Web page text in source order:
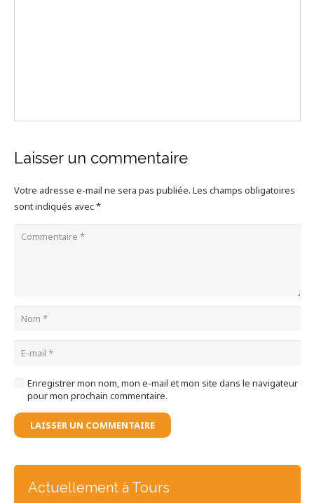
Laisser un commentaire
Votre adresse e-mail ne sera pas publiée. Les champs obligatoires
sont indiqués avec*
Enregistrer mon nom, mon e-mail et mon site dans le navigateur
pour mon prochain commentaire.
LAISSER UN COMMENTAIRE
Actuellement à Tours